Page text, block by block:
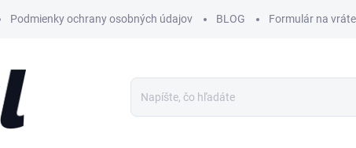
Podmienky ochrany osobných údajov BLOG Formulár na